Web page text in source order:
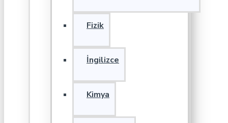
Fizik
İngilizce
Kimya